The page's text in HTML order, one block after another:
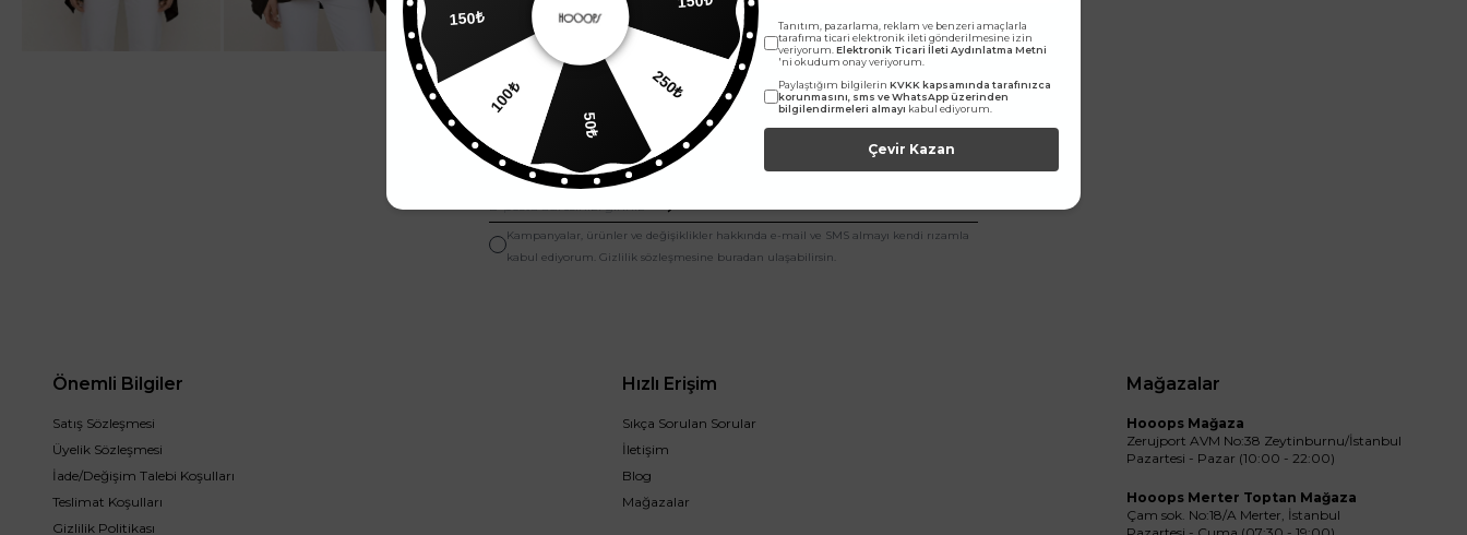
E-Bültene abone ol, yeniliklerden ilk sen haberdar ol.
Kampanyalar, ürünler ve değişiklikler hakkında e-mail ve SMS almayı kendi rızamla
kabul ediyorum. Gizlilik sözleşmesine buradan ulaşabilirsin.
Önemli Bilgiler
Satış Sözleşmesi
Üyelik Sözleşmesi
İade/Değişim Talebi Koşulları
Teslimat Koşulları
Gizlilik Politikası
Hızlı Erişim
Sıkça Sorulan Sorular
İletişim
Blog
Mağazalar
Mağazalar
Hooops Mağaza
Zerujport AVM No:38 Zeytinburnu/İstanbul
Pazartesi - Pazar (10:00 - 22:00)
Hooops Merter Toptan Mağaza
Çam sok. No:18/A Merter, İstanbul
Pazartesi - Cuma (07:30 - 19:00)
250₺
100₺
Tanıtım, pazarlama, reklam ve benzeri amaçlarla
tarafıma ticari elektronik ileti gönderilmesine izin
veriyorum. Elektronik Ticari İleti Aydınlatma Metni
'ni okudum onay veriyorum.
Paylaştığım bilgilerin KVKK kapsamında tarafınızca
korunmasını, sms ve WhatsApp üzerinden
bilgilendirmeleri almayı kabul ediyorum.
Çevir Kazan